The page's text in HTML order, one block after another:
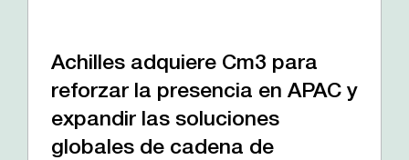
Achilles adquiere Cm3 para
reforzar la presencia en APAC y
expandir las soluciones
globales de cadena de